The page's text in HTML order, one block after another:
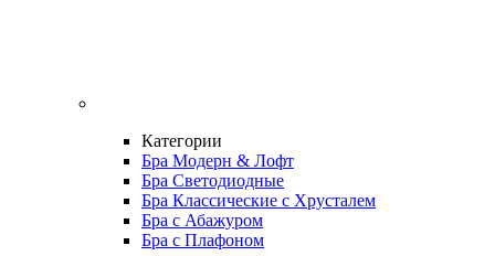
Категории
Бра Модерн & Лофт
Бра Светодиодные
Бра Классические с Хрусталем
Бра с Абажуром
Бра с Плафоном